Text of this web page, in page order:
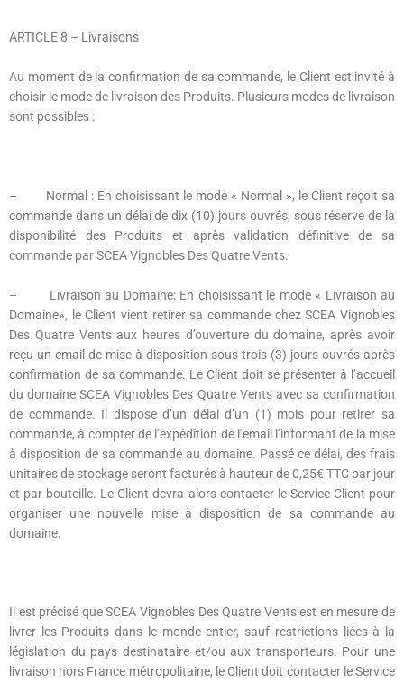
ARTICLE 8 – Livraisons
Au moment de la confirmation de sa commande, le Client est invité à
choisir le mode de livraison des Produits. Plusieurs modes de livraison
sont possibles :
– Normal : En choisissant le mode « Normal », le Client reçoit sa
commande dans un délai de dix (10) jours ouvrés, sous réserve de la
disponibilité des Produits et après validation définitive de sa
commande par SCEA Vignobles Des Quatre Vents.
– Livraison au Domaine: En choisissant le mode « Livraison au
Domaine», le Client vient retirer sa commande chez SCEA Vignobles
Des Quatre Vents aux heures d’ouverture du domaine, après avoir
reçu un email de mise à disposition sous trois (3) jours ouvrés après
confirmation de sa commande. Le Client doit se présenter à l’accueil
du domaine SCEA Vignobles Des Quatre Vents avec sa confirmation
de commande. Il dispose d’un délai d’un (1) mois pour retirer sa
commande, à compter de l’expédition de l’email l’informant de la mise
à disposition de sa commande au domaine. Passé ce délai, des frais
unitaires de stockage seront facturés à hauteur de 0,25€ TTC par jour
et par bouteille. Le Client devra alors contacter le Service Client pour
organiser une nouvelle mise à disposition de sa commande au
domaine.
Il est précisé que SCEA Vignobles Des Quatre Vents est en mesure de
livrer les Produits dans le monde entier, sauf restrictions liées à la
législation du pays destinataire et/ou aux transporteurs. Pour une
livraison hors France métropolitaine, le Client doit contacter le Service